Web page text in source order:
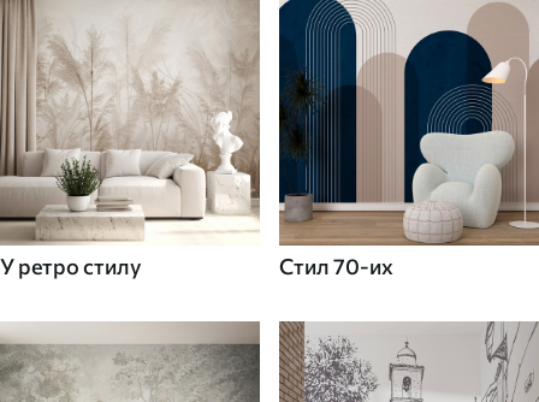
У ретро стилу Стил 70-их